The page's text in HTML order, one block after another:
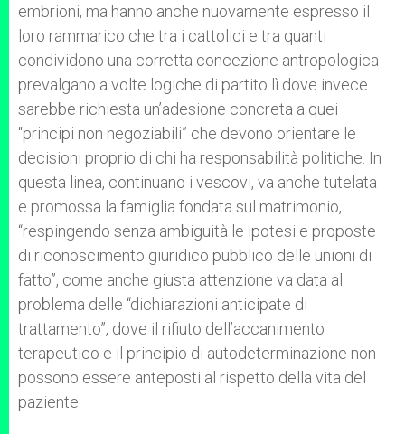
embrioni, ma hanno anche nuovamente espresso il
loro rammarico che tra i cattolici e tra quanti
condividono una corretta concezione antropologica
prevalgano a volte logiche di partito lì dove invece
sarebbe richiesta un’adesione concreta a quei
“principi non negoziabili” che devono orientare le
decisioni proprio di chi ha responsabilità politiche. In
questa linea, continuano i vescovi, va anche tutelata
e promossa la famiglia fondata sul matrimonio,
“respingendo senza ambiguità le ipotesi e proposte
di riconoscimento giuridico pubblico delle unioni di
fatto”, come anche giusta attenzione va data al
problema delle “dichiarazioni anticipate di
trattamento”, dove il rifiuto dell’accanimento
terapeutico e il principio di autodeterminazione non
possono essere anteposti al rispetto della vita del
paziente.